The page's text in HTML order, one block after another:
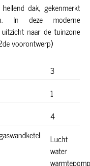
dak, gekenmerkt
In deze moderne
naar de tuinzone
voorontwerp)
3
1
4
Lucht
water
warmtepomp